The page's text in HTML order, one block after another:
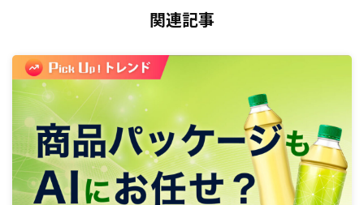
関連記事